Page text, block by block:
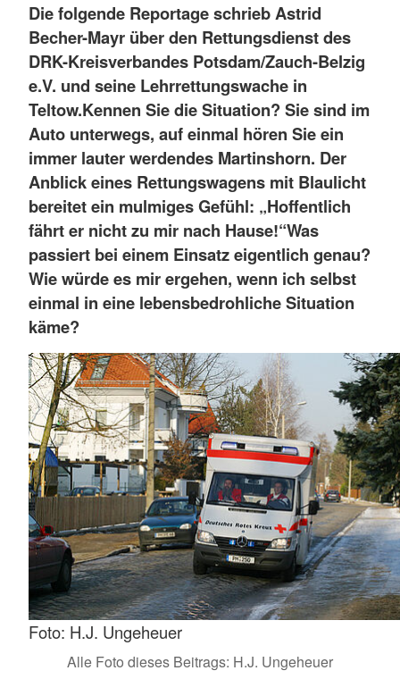
Die folgende Reportage schrieb Astrid
Becher-Mayr über den Rettungsdienst des
DRK-Kreisverbandes Potsdam/Zauch-Belzig
e.V. und seine Lehrrettungswache in
Teltow.Kennen Sie die Situation? Sie sind im
Auto unterwegs, auf einmal hören Sie ein
immer lauter werdendes Martinshorn. Der
Anblick eines Rettungswagens mit Blaulicht
bereitet ein mulmiges Gefühl: „Hoffentlich
fährt er nicht zu mir nach Hause!“Was
passiert bei einem Einsatz eigentlich genau?
Wie würde es mir ergehen, wenn ich selbst
einmal in eine lebensbedrohliche Situation
käme?
Foto: H.J. Ungeheuer
Alle Foto dieses Beitrags: H.J. Ungeheuer